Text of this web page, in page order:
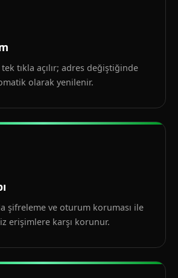
tıkla açılır; adres değiştiğinde
olarak yenilenir.
şifreleme ve oturum koruması ile
erişimlere karşı korunur.